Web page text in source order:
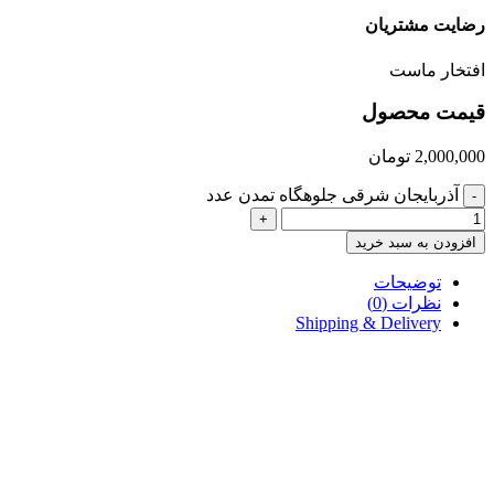
رضایت مشتریان
افتخار ماست
قیمت محصول
2,000,000 تومان
- آذربایجان شرقی جلوهگاه تمدن عدد
+
افزودن به سبد خرید
توضیحات
نظرات (0)
Shipping & Delivery